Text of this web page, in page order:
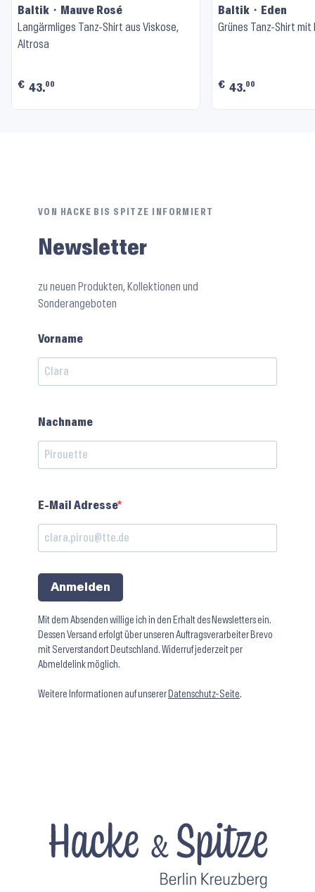
Baltik ⬝ Mauve Rosé
Langärmliges Tanz-Shirt aus Viskose,
Altrosa
€ 43.00
Baltik ⬝ Eden
Grünes Tanz-Shirt mit
€ 43.00
VON HACKE BIS SPITZE INFORMIERT
Newsletter
zu neuen Produkten, Kollektionen und
Sonderangeboten
Vorname
Nachname
E-Mail Adresse
Anmelden
Mit dem Absenden willige ich in den Erhalt des Newsletters ein.
Dessen Versand erfolgt über unseren Auftragsverarbeiter Brevo
mit Serverstandort Deutschland. Widerruf jederzeit per
Abmeldelink möglich.
Weitere Informationen auf unserer Datenschutz-Seite.